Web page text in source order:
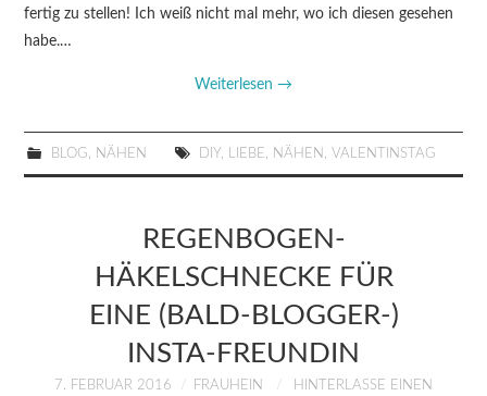
fertig zu stellen! Ich weiß nicht mal mehr, wo ich diesen gesehen
habe.…
Weiterlesen →
BLOG NÄHEN DIY LIEBE NÄHEN VALENTINSTAG
REGENBOGEN-
HÄKELSCHNECKE FÜR
EINE (BALD-BLOGGER-)
INSTA-FREUNDIN
7. FEBRUAR 2016 FRAUHEIN
HINTERLASSE EINEN